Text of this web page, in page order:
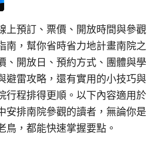
上預訂、票價、開放時間與參觀
南，幫你省時省力地計畫南院之
、開放日、預約方式、團體與學
避雷攻略，還有實用的小技巧與
行程排得更順。以下內容適用於
安排南院參觀的讀者，無論你是
鳥，都能快速掌握要點。